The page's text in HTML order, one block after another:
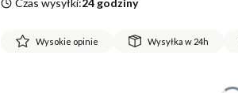
Czas wysyłki:24 godziny
Wysokie opinie Wysyłka w 24h